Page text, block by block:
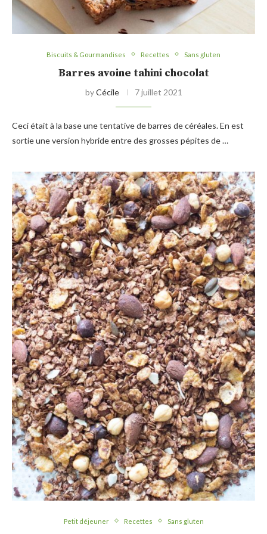
Biscuits & Gourmandises Recettes Sans gluten
Barres avoine tahini chocolat
byCécile 7 juillet 2021
Ceci était à la base une tentative de barres de céréales. En est
sortie une version hybride entre des grosses pépites de …
Petit déjeuner Recettes Sans gluten